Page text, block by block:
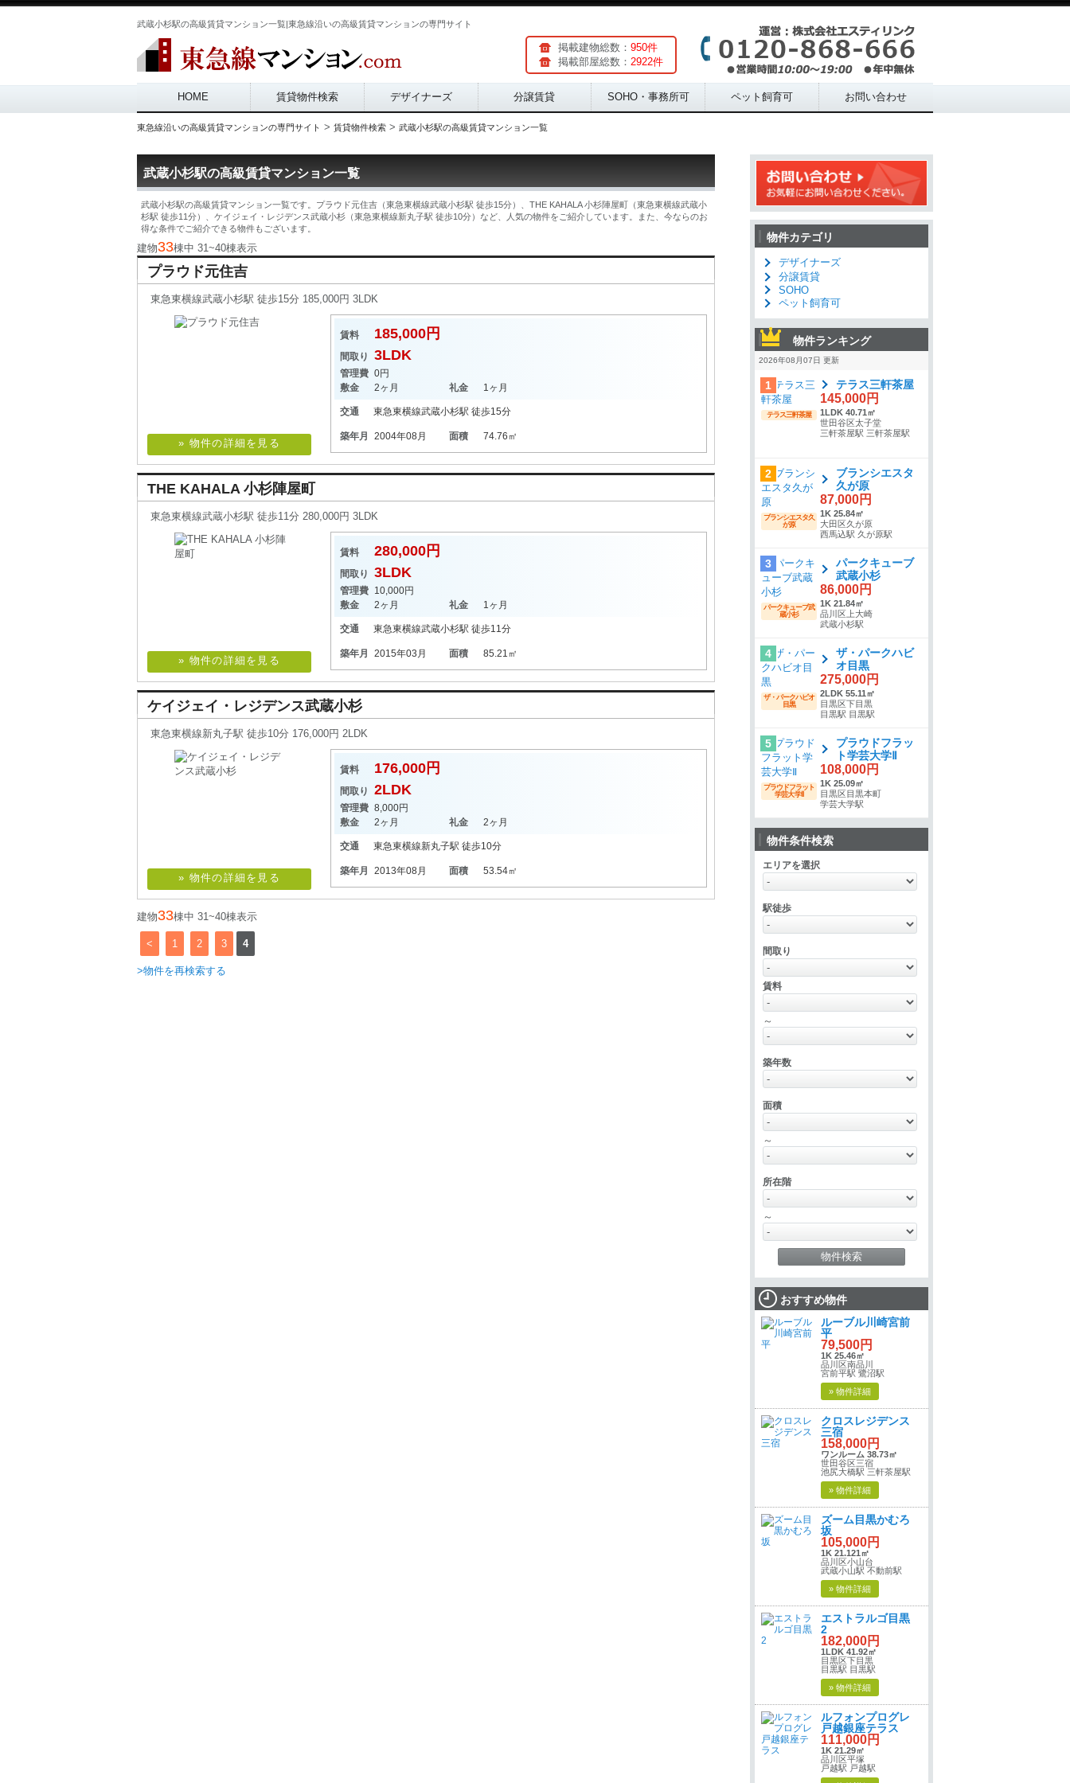
武蔵小杉駅の高級賃貸マンション一覧|東急線沿いの高級賃貸マンションの専門サイト
掲載建物総数： 950件
掲載部屋総数： 2922件
Main menu
HOME 賃貸物件検索 デザイナーズ 分譲賃貸 SOHO・事務所可 ペット飼育可 お問い合わせ
東急線沿いの高級賃貸マンションの専門サイト > 賃貸物件検索 > 武蔵小杉駅の高級賃貸マンション一覧
武蔵小杉駅の高級賃貸マンション一覧
武蔵小杉駅の高級賃貸マンション一覧です。プラウド元住吉（東急東横線武蔵小杉駅 徒歩15分）、THE KAHALA 小杉陣屋町（東急東横線武蔵小
杉駅 徒歩11分）、ケイジェイ・レジデンス武蔵小杉（東急東横線新丸子駅 徒歩10分）など、人気の物件をご紹介しています。また、今ならのお
得な条件でご紹介できる物件もございます。
建物33棟中 31~40棟表示
プラウド元住吉
東急東横線武蔵小杉駅 徒歩15分 185,000円 3LDK
» 物件の詳細を見る
賃料 185,000円
間取り 3LDK
管理費 0円
敷金
2ヶ月 礼金 1ヶ月
交通 東急東横線武蔵小杉駅 徒歩15分
築年月 2004年08月 面積 74.76㎡
THE KAHALA 小杉陣屋町
東急東横線武蔵小杉駅 徒歩11分 280,000円 3LDK
» 物件の詳細を見る
賃料 280,000円
間取り 3LDK
管理費 10,000円
敷金
2ヶ月 礼金 1ヶ月
交通 東急東横線武蔵小杉駅 徒歩11分
築年月 2015年03月 面積 85.21㎡
ケイジェイ・レジデンス武蔵小杉
東急東横線新丸子駅 徒歩10分 176,000円 2LDK
» 物件の詳細を見る
賃料 176,000円
間取り 2LDK
管理費 8,000円
敷金
2ヶ月 礼金 2ヶ月
交通 東急東横線新丸子駅 徒歩10分
築年月 2013年08月 面積 53.54㎡
建物33棟中 31~40棟表示
< 1 2 3 4
>物件を再検索する
物件カテゴリ
デザイナーズ
分譲賃貸
SOHO
ペット飼育可
物件ランキング
2026年08月07日 更新
1
テラス三軒茶屋
テラス三軒茶屋
145,000円
1LDK 40.71㎡
世田谷区太子堂
三軒茶屋駅 三軒茶屋駅
2
ブランシエスタ久
が原
ブランシエスタ
久が原
87,000円
1K 25.84㎡
大田区久が原
西馬込駅 久が原駅
3
パークキューブ武
蔵小杉
パークキューブ
武蔵小杉
86,000円
1K 21.84㎡
品川区上大崎
武蔵小杉駅
4
ザ・パークハビオ
目黒
ザ・パークハビ
オ目黒
275,000円
2LDK 55.11㎡
目黒区下目黒
目黒駅 目黒駅
5
プラウドフラット
学芸大学Ⅱ
プラウドフラッ
ト学芸大学Ⅱ
108,000円
1K 25.09㎡
目黒区目黒本町
学芸大学駅
物件条件検索
エリアを選択
駅徒歩
間取り
賃料
～
築年数
面積
～
所在階
～
おすすめ物件
ルーブル川崎宮前
平
79,500円
1K 25.46㎡
品川区南品川
宮前平駅 鷺沼駅
» 物件詳細
クロスレジデンス
三宿
158,000円
ワンルーム 38.73㎡
世田谷区三宿
池尻大橋駅 三軒茶屋駅
» 物件詳細
ズーム目黒かむろ
坂
105,000円
1K 21.121㎡
品川区小山台
武蔵小山駅 不動前駅
» 物件詳細
エストラルゴ目黒
2
182,000円
1LDK 41.92㎡
目黒区下目黒
目黒駅 目黒駅
» 物件詳細
ルフォンプログレ
戸越銀座テラス
111,000円
1K 21.29㎡
品川区平塚
戸越駅 戸越駅